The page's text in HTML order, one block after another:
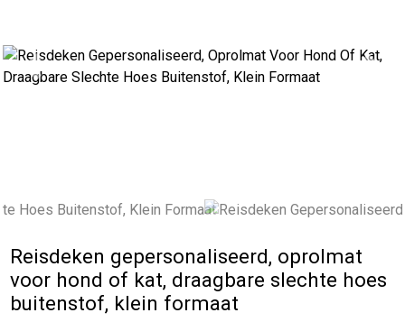
Previous
Reisdeken gepersonaliseerd, oprolmat
voor hond of kat, draagbare slechte hoes
buitenstof, klein formaat